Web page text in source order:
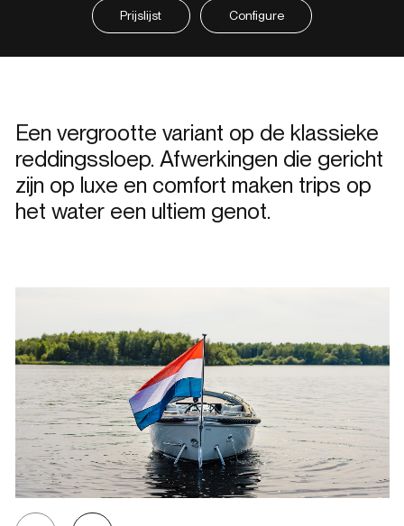
Prijslijst Configure
Een vergrootte variant op de klassieke
reddingssloep. Afwerkingen die gericht
zijn op luxe en comfort maken trips op
het water een ultiem genot.